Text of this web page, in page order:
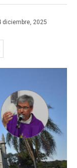
diciembre, 2025